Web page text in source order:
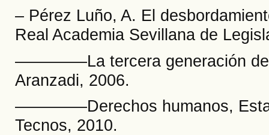
– Pérez Luño, A. El
Real Academia Sevillana de
––––––––La tercera generación
Aranzadi, 2006.
––––––––Derechos humanos,
Tecnos, 2010.